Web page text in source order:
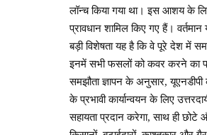
लॉन्च किया गया था। इस आशय के
प्रावधान शामिल किए गए हैं।
बड़ी विशेषता यह है कि वे पूरे देश में
इनमें सभी फसलों को कवर करने का
समझौता ज्ञापन के अनुसार,
के प्रभावी कार्यान्वयन के लिए
सहायता प्रदान करेगा, साथ ही छोटे